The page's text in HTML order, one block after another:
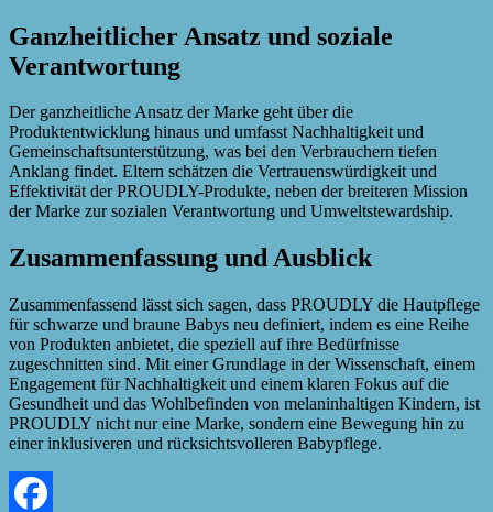
Ganzheitlicher Ansatz und soziale
Verantwortung
Der ganzheitliche Ansatz der Marke geht über die
Produktentwicklung hinaus und umfasst Nachhaltigkeit und
Gemeinschaftsunterstützung, was bei den Verbrauchern tiefen
Anklang findet. Eltern schätzen die Vertrauenswürdigkeit und
Effektivität der PROUDLY-Produkte, neben der breiteren Mission
der Marke zur sozialen Verantwortung und Umweltstewardship.
Zusammenfassung und Ausblick
Zusammenfassend lässt sich sagen, dass PROUDLY die Hautpflege
für schwarze und braune Babys neu definiert, indem es eine Reihe
von Produkten anbietet, die speziell auf ihre Bedürfnisse
zugeschnitten sind. Mit einer Grundlage in der Wissenschaft, einem
Engagement für Nachhaltigkeit und einem klaren Fokus auf die
Gesundheit und das Wohlbefinden von melaninhaltigen Kindern, ist
PROUDLY nicht nur eine Marke, sondern eine Bewegung hin zu
einer inklusiveren und rücksichtsvolleren Babypflege.